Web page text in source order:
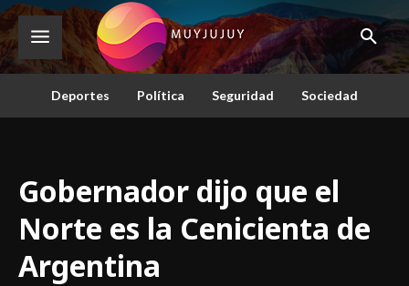
Deportes Política Seguridad Sociedad
Gobernador dijo que el
Norte es la Cenicienta de
Argentina